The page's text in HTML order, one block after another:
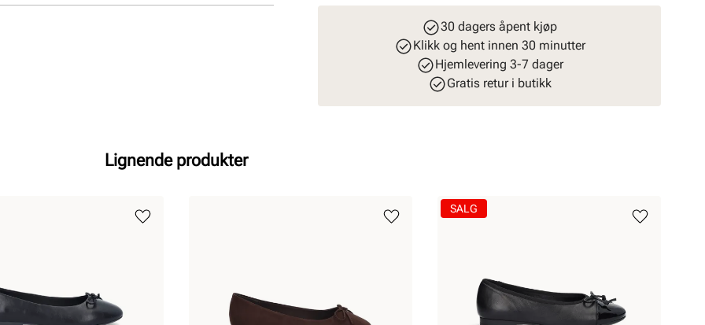
30 dagers åpent kjøp
Klikk og hent innen 30 minutter
Hjemlevering 3-7 dager
Gratis retur i butikk
Lignende produkter
SALG